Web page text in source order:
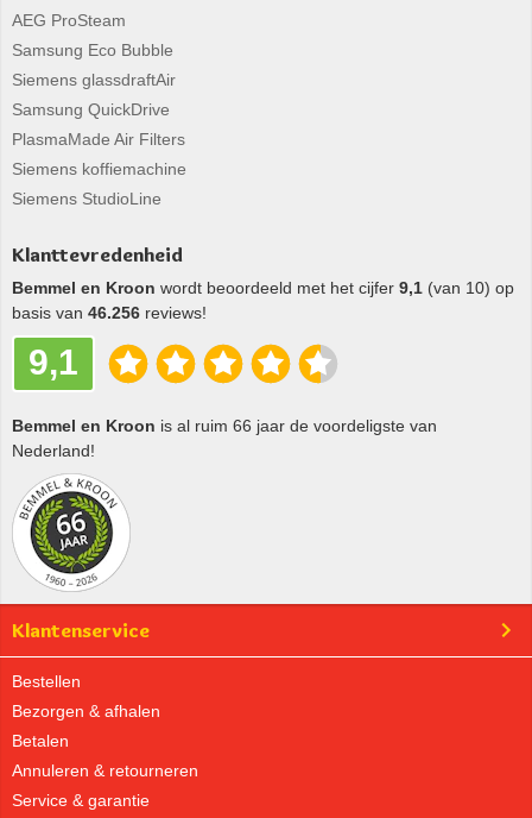
AEG ProSteam
Samsung Eco Bubble
Siemens glassdraftAir
Samsung QuickDrive
PlasmaMade Air Filters
Siemens koffiemachine
Siemens StudioLine
Klanttevredenheid
Bemmel en Kroon wordt beoordeeld met het cijfer 9,1 (van 10) op
basis van 46.256 reviews!
9,1
Bemmel en Kroon is al ruim 66 jaar de voordeligste van
Nederland!
Klantenservice
Bestellen
Bezorgen & afhalen
Betalen
Annuleren & retourneren
Service & garantie